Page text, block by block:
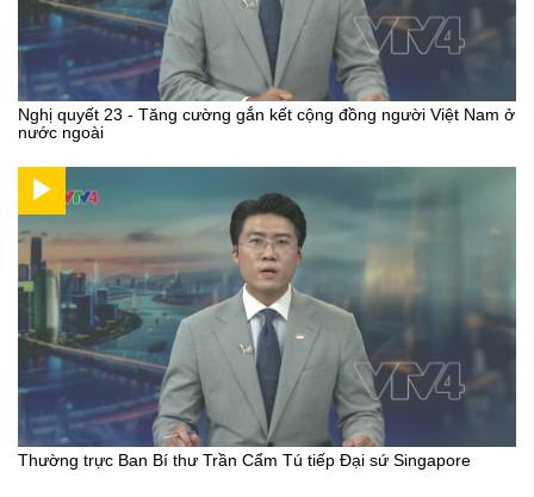
Nghị quyết 23 - Tăng cường gắn kết cộng đồng người Việt Nam ở
nước ngoài
Thường trực Ban Bí thư Trần Cẩm Tú tiếp Đại sứ Singapore